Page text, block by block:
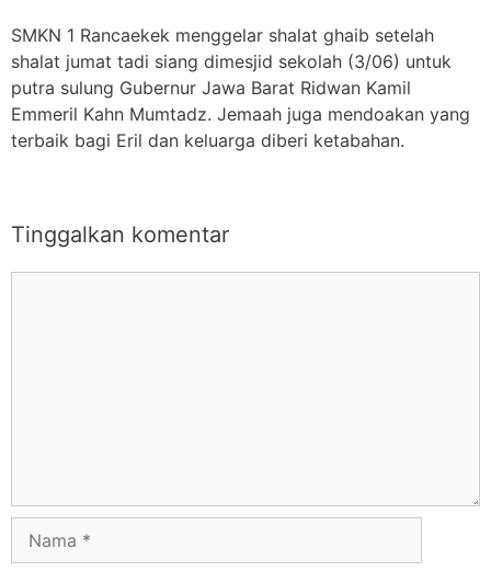
SMKN 1 Rancaekek menggelar shalat ghaib setelah
shalat jumat tadi siang dimesjid sekolah (3/06) untuk
putra sulung Gubernur Jawa Barat Ridwan Kamil
Emmeril Kahn Mumtadz. Jemaah juga mendoakan yang
terbaik bagi Eril dan keluarga diberi ketabahan.
Tinggalkan komentar